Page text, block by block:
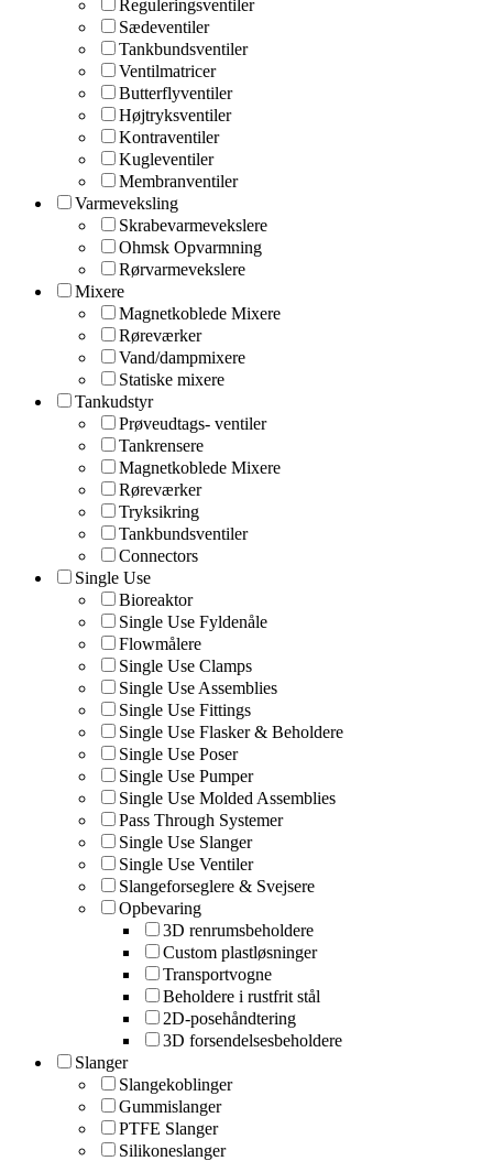
Reguleringsventiler
Sædeventiler
Tankbundsventiler
Ventilmatricer
Butterflyventiler
Højtryksventiler
Kontraventiler
Kugleventiler
Membranventiler
Varmeveksling
Skrabevarmevekslere
Ohmsk Opvarmning
Rørvarmevekslere
Mixere
Magnetkoblede Mixere
Røreværker
Vand/dampmixere
Statiske mixere
Tankudstyr
Prøveudtags- ventiler
Tankrensere
Magnetkoblede Mixere
Røreværker
Tryksikring
Tankbundsventiler
Connectors
Single Use
Bioreaktor
Single Use Fyldenåle
Flowmålere
Single Use Clamps
Single Use Assemblies
Single Use Fittings
Single Use Flasker & Beholdere
Single Use Poser
Single Use Pumper
Single Use Molded Assemblies
Pass Through Systemer
Single Use Slanger
Single Use Ventiler
Slangeforseglere & Svejsere
Opbevaring
3D renrumsbeholdere
Custom plastløsninger
Transportvogne
Beholdere i rustfrit stål
2D-posehåndtering
3D forsendelsesbeholdere
Slanger
Slangekoblinger
Gummislanger
PTFE Slanger
Silikoneslanger